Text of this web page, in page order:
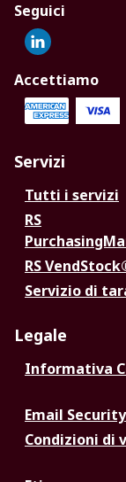
Seguici
Accettiamo
Servizi
Tutti i servizi
RS
RS
Servizio di
Legale
Informativa
Email Security
Condizioni di